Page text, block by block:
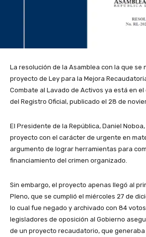
La resolución de la Asamblea con la que se
proyecto de Ley para la Mejora
Combate al Lavado de Activos ya está en
del Registro Oficial, publicado el 28 de
El Presidente de la República, Daniel
proyecto con el carácter de urgente en
argumento de lograr herramientas para
financiamiento del crimen organizado.
Sin embargo, el proyecto apenas llegó al
Pleno, que se cumplió el miércoles 27 de
lo cual fue negado y archivado con 84
legisladores de oposición al Gobierno
de un proyecto recaudatorio, que generaba